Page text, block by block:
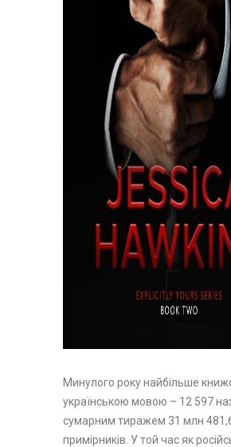
Минулого року найбільше
українською мовою – 12 597
сумарним тиражем 31 млн 481,6
примірників. У той час як